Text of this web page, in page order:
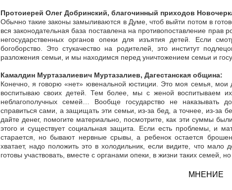
Протоиерей Олег Добринский, благочинный приходов
Обычно такие законы замыливаются в Думе, чтоб выйти потом в
вся законодательная база поставлена на противопоставление прав
негосударственных органов опеки для изъятия детей. Если
богоборство. Это стукачество на родителей, это институт
разложения семьи, и мы находимся перед уничтожением семьи и
Камалдин Муртазалиевич Муртазалиев, Дагестанская община:
Конечно, я говорю «нет» ювенальной юстиции. Это моя семья, мои
воспитываю своих детей. Тем более, мы с женой воспитываем
неблагополучных семей… Вообще государство не наказывать
справиться сами, а защищать эти семьи, из-за бед, а точнее, из-за
дайте денег, помогите материально, посмотрите, как эти суммы
этого и существует социальная защита. Если есть проблемы, и
старается, но бывают нервные срывы, а ребенок остается
хватает, надо положить это в холодильник, если видите, что
готовы участвовать, вместе с органами опеки, в жизни таких семей,
МНЕНИЕ